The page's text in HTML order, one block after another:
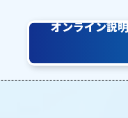
オンライン説